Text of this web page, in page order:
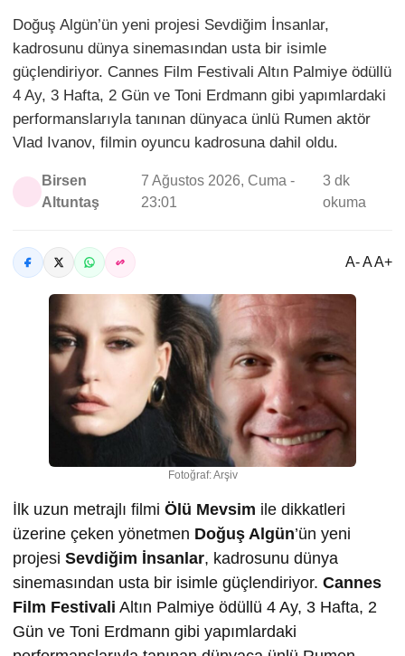
Doğuş Algün’ün yeni projesi Sevdiğim İnsanlar,
kadrosunu dünya sinemasından usta bir isimle
güçlendiriyor. Cannes Film Festivali Altın Palmiye ödüllü
4 Ay, 3 Hafta, 2 Gün ve Toni Erdmann gibi yapımlardaki
performanslarıyla tanınan dünyaca ünlü Rumen aktör
Vlad Ivanov, filmin oyuncu kadrosuna dahil oldu.
Birsen
Altuntaş
7 Ağustos 2026, Cuma -
23:01
3 dk
okuma
A- A A+
Fotoğraf: Arşiv
İlk uzun metrajlı filmi Ölü Mevsim ile dikkatleri
üzerine çeken yönetmen Doğuş Algün’ün yeni
projesi Sevdiğim İnsanlar, kadrosunu dünya
sinemasından usta bir isimle güçlendiriyor. Cannes
Film Festivali Altın Palmiye ödüllü 4 Ay, 3 Hafta, 2
Gün ve Toni Erdmann gibi yapımlardaki